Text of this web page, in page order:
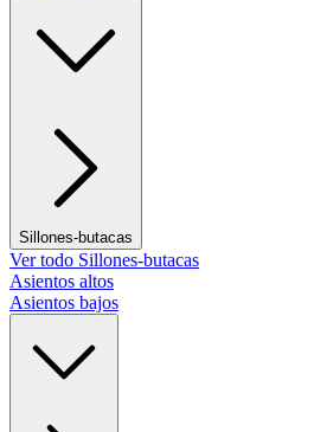
Sillones-butacas
Ver todo Sillones-butacas
Asientos altos
Asientos bajos